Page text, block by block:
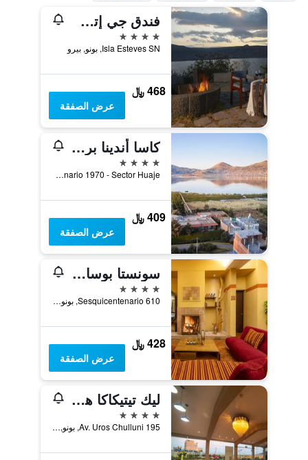
فندق جي إتش إل بحيرة لاجو تيتيكاكا
4 نجوم
Isla Esteves SN, بونو, بيرو
468 ﷼
عرض الصفقة
كاسا أندينا بريميوم بونو
4 نجوم
Av Sesquicentenario 1970 - Sector Huaje, بونو, بيرو
409 ﷼
عرض الصفقة
سونستا بوساداس ديل إنكا ليك تيتيكاكا - بونو
4 نجوم
Sesquicentenario 610, بونو, بيرو
428 ﷼
عرض الصفقة
ليك تيتيكاكا هوتل
4 نجوم
Av. Uros Chulluni 195, بونو, بيرو